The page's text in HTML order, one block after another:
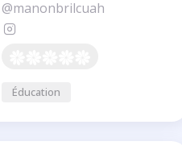
@manonbrilcuah
Éducation